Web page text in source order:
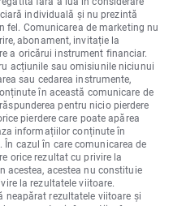
individuală și nu prezintă
fel. Comunicarea de marketing nu
abonament, invitație la
a oricărui instrument financiar.
acțiunile sau omisiunile niciunui
sau cedarea instrumente,
în această comunicare de
pentru nicio pierdere
pierdere care poate apărea
informațiilor conținute în
cazul în care comunicarea de
orice rezultat cu privire la
acestea, acestea nu constituie
la rezultatele viitoare.
neapărat rezultatele viitoare și